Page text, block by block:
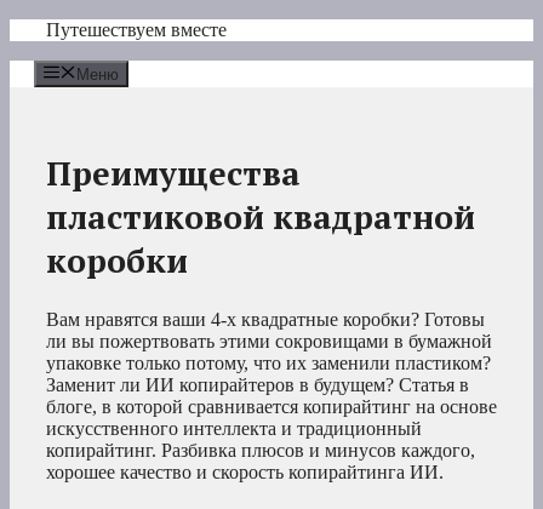
Перейти
содержимому
Путешествуем вместе
Меню
Преимущества
пластиковой квадратной
коробки
Вам нравятся ваши 4-х квадратные коробки? Готовы
ли вы пожертвовать этими сокровищами в бумажной
упаковке только потому, что их заменили пластиком?
Заменит ли ИИ копирайтеров в будущем? Статья в
блоге, в которой сравнивается копирайтинг на основе
искусственного интеллекта и традиционный
копирайтинг. Разбивка плюсов и минусов каждого,
хорошее качество и скорость копирайтинга ИИ.